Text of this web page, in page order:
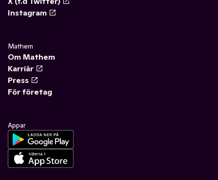
Instagram
Mathem
Om Mathem
Karriär
Press
För företag
Appar